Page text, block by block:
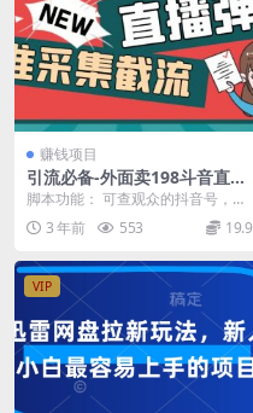
赚钱项目
引流必备-外面卖198斗音直播
间弹幕监控脚本 精准采集快速
截流【脚本+教程】
脚本功能： 可查观众的抖音号，二
维码，主页，实时的弹幕消息，以
及直播间送出的礼物...
3 年前 553 19.9
VIP